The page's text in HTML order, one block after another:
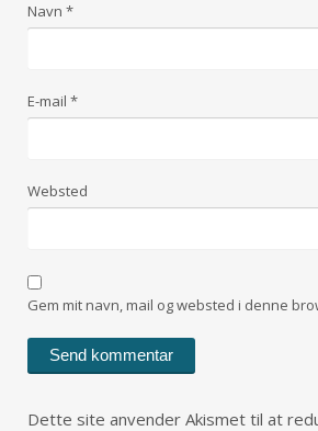
Navn *
E-mail *
Websted
Gem mit navn, mail og websted i denne
Dette site anvender Akismet til at